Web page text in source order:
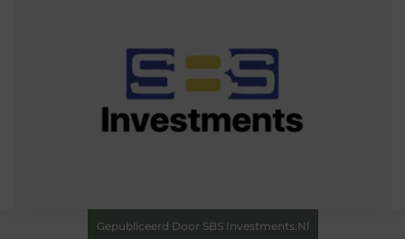
Gepubliceerd Door SBS Investments.nl